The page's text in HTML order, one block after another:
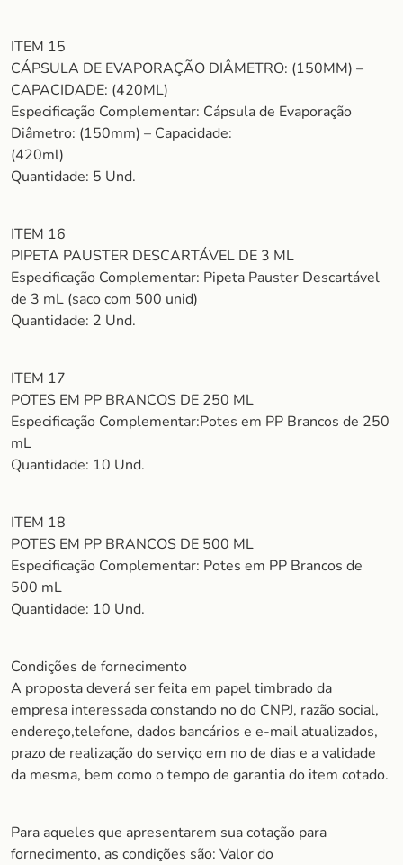
ITEM 15
CÁPSULA DE EVAPORAÇÃO DIÂMETRO: (150MM) –
CAPACIDADE: (420ML)
Especificação Complementar: Cápsula de Evaporação
Diâmetro: (150mm) – Capacidade:
(420ml)
Quantidade: 5 Und.
ITEM 16
PIPETA PAUSTER DESCARTÁVEL DE 3 ML
Especificação Complementar: Pipeta Pauster Descartável
de 3 mL (saco com 500 unid)
Quantidade: 2 Und.
ITEM 17
POTES EM PP BRANCOS DE 250 ML
Especificação Complementar:Potes em PP Brancos de 250
mL
Quantidade: 10 Und.
ITEM 18
POTES EM PP BRANCOS DE 500 ML
Especificação Complementar: Potes em PP Brancos de
500 mL
Quantidade: 10 Und.
Condições de fornecimento
A proposta deverá ser feita em papel timbrado da
empresa interessada constando no do CNPJ, razão social,
endereço,telefone, dados bancários e e-mail atualizados,
prazo de realização do serviço em no de dias e a validade
da mesma, bem como o tempo de garantia do item cotado.
Para aqueles que apresentarem sua cotação para
fornecimento, as condições são: Valor do